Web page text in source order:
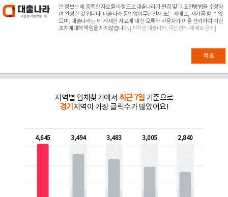
본 정보는에 등록한 자료를 바탕으로 대출나라가 편집 및 그 표현방법을 수정하
여 완성한 것 입니다. 대출나라 동의없이무단전재 또는 재배포, 재가공 할 수 없
으며, 대출나라는 에 게재한 자료에 대한 오류와 사용자가 이를 신뢰하여 취한
조치에대해 책임을 지지않습니다. [저작권 대출나라. 무단전재-재배포 금지]
목록
지역별 업체찾기에서 최근 7일 기준으로
경기 지역이 가장 클릭수가 많았어요!
4,645 3,494 3,483 3,005 2,840